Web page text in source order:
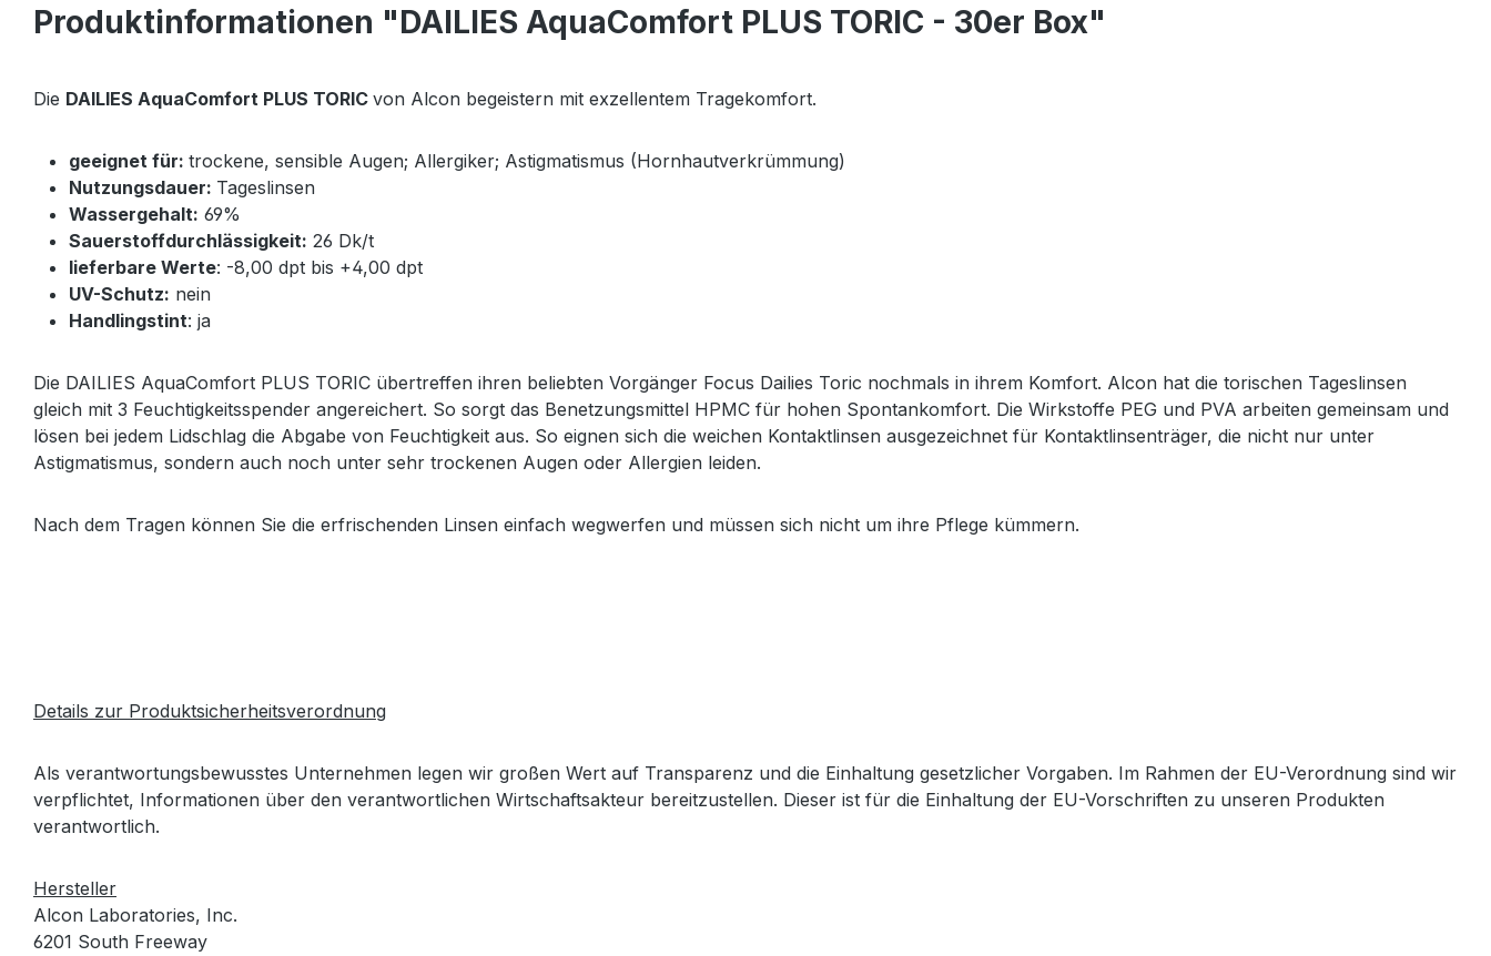
Produktinformationen "DAILIES AquaComfort PLUS TORIC - 30er Box"
Die DAILIES AquaComfort PLUS TORIC von Alcon begeistern mit exzellentem Tragekomfort.
geeignet für: trockene, sensible Augen; Allergiker; Astigmatismus (Hornhautverkrümmung)
Nutzungsdauer: Tageslinsen
Wassergehalt: 69%
Sauerstoffdurchlässigkeit: 26 Dk/t
lieferbare Werte: -8,00 dpt bis +4,00 dpt
UV-Schutz: nein
Handlingstint: ja
Die DAILIES AquaComfort PLUS TORIC übertreffen ihren beliebten Vorgänger Focus Dailies Toric nochmals in ihrem Komfort. Alcon hat die torischen Tageslinsen
gleich mit 3 Feuchtigkeitsspender angereichert. So sorgt das Benetzungsmittel HPMC für hohen Spontankomfort. Die Wirkstoffe PEG und PVA arbeiten gemeinsam und
lösen bei jedem Lidschlag die Abgabe von Feuchtigkeit aus. So eignen sich die weichen Kontaktlinsen ausgezeichnet für Kontaktlinsenträger, die nicht nur unter
Astigmatismus, sondern auch noch unter sehr trockenen Augen oder Allergien leiden.
Nach dem Tragen können Sie die erfrischenden Linsen einfach wegwerfen und müssen sich nicht um ihre Pflege kümmern.
Details zur Produktsicherheitsverordnung
Als verantwortungsbewusstes Unternehmen legen wir großen Wert auf Transparenz und die Einhaltung gesetzlicher Vorgaben. Im Rahmen der EU-Verordnung sind wir
verpflichtet, Informationen über den verantwortlichen Wirtschaftsakteur bereitzustellen. Dieser ist für die Einhaltung der EU-Vorschriften zu unseren Produkten
verantwortlich.
Hersteller
Alcon Laboratories, Inc.
6201 South Freeway